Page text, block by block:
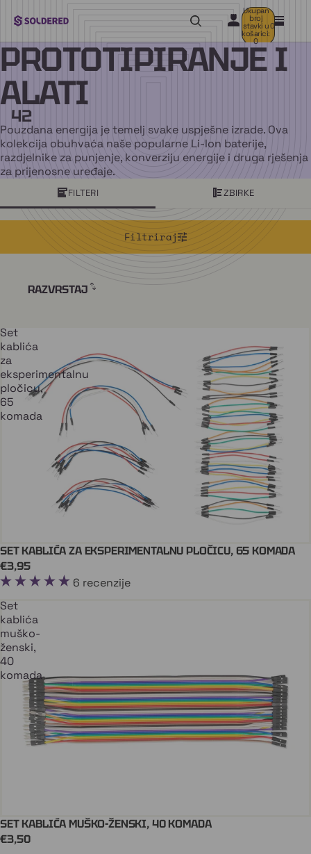
Ukupan
broj
stavki u
košarici:
0
0
PROTOTIPIRANJE I
ALATI
42
Pouzdana energija je temelj svake uspješne izrade. Ova
kolekcija obuhvaća naše popularne Li-Ion baterije,
razdjelnike za punjenje, konverziju energije i druga rješenja
za prijenosne uređaje.
FILTERI ZBIRKE
Filtriraj
RAZVRSTAJ
Set
kablića
za
eksperimentalnu
pločicu,
65
komada
ARDUINO Stiže uskoro
SET KABLIĆA ZA EKSPERIMENTALNU PLOČICU, 65 KOMADA
€3,95
6 recenzije
Set
kablića
muško-
ženski,
40
komada
ARDUINO Stiže uskoro
SET KABLIĆA MUŠKO-ŽENSKI, 40 KOMADA
€3,50